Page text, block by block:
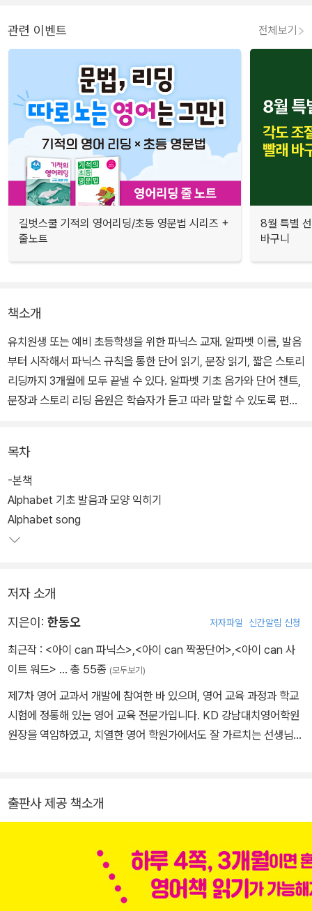
관련 이벤트 전체보기
길벗스쿨 기적의 영어리딩/초등 영문법 시리즈 +
줄노트
8월 특별
바구니
책소개
유치원생 또는 예비 초등학생을 위한 파닉스 교재. 알파벳 이름, 발음
부터 시작해서 파닉스 규칙을 통한 단어 읽기, 문장 읽기, 짧은 스토리
리딩까지 3개월에 모두 끝낼 수 있다. 알파벳 기초 음가와 단어 챈트,
문장과 스토리 리딩 음원은 학습자가 듣고 따라 말할 수 있도록 편집
하루는 학습을 하고 다음 날은 복습을 하는 본문 구성으로 한 번 배운
내용은 오래 기억할 수 있고, 가정에서는 꾸준한 학습 관리가 가능하
다. 각 권 별책으로 제공되는 스토리북을 읽으면서 실력 향상을 확인
할 수 있고, 혼자서 영어책을 읽는 즐거움을 느낄 수 있다.
목차
-본책
Alphabet 기초 발음과 모양 익히기
Alphabet song
저자 소개
지은이: 한동오 저자파일 신간알림 신청
최근작 : <아이 can 파닉스>,<아이 can 짝꿍단어>,<아이 can 사
이트 워드> … 총 55종 (모두보기)
제7차 영어 교과서 개발에 참여한 바 있으며, 영어 교육 과정과 학교
시험에 정통해 있는 영어 교육 전문가입니다. KD 강남대치영어학원
원장을 역임하였고, 치열한 영어 학원가에서도 잘 가르치는 선생님으
의 파닉스》 외에 여러 권의 영어 분야 베스트셀러를 집필하였고, 그동
용되어 왔으며, 캐나다 교육청(Fraser Cascade School Board)
으로부터 프로그램 교류에 대한 감사장을 받았습니다. 또한 영어 학
습법 분야에서 여러 개의 발명 특허를 획득하였으며 대한민국 발명가
출판사 제공 책소개